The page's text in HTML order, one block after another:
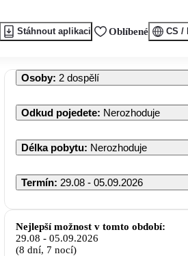
Stáhnout aplikaci Oblíbené CS /
Osoby: 2 dospělí
Odkud pojedete: Nerozhoduje
Délka pobytu: Nerozhoduje
Termín: 29.08 - 05.09.2026
Nejlepší možnost v tomto období:
29.08 - 05.09.2026
(8 dní, 7 nocí)